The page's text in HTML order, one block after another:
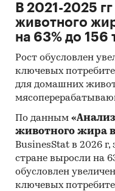
В 2021-2025
животного
на 63% до 156
Рост обусловлен
ключевых
для домашних
По данным
животного жира в
BusinesStat в 2026 г,
стране выросли на
обусловлен
ключевых